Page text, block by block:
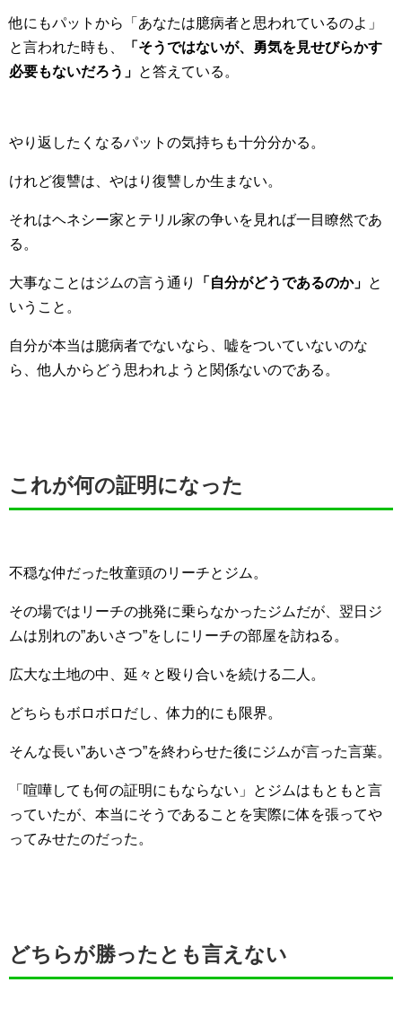
他にもパットから「あなたは臆病者と思われているのよ」
と言われた時も、
「そうではないが、勇気を見せびらかす
必要もないだろう」 と答えている。
やり返したくなるパットの気持ちも十分分かる。
けれど復讐は、やはり復讐しか生まない。
それはヘネシー家とテリル家の争いを見れば一目瞭然であ
る。
大事なことはジムの言う通り 「自分がどうであるのか」 と
いうこと。
自分が本当は臆病者でないなら、嘘をついていないのな
ら、他人からどう思われようと関係ないのである。
これが何の証明になった
不穏な仲だった牧童頭のリーチとジム。
その場ではリーチの挑発に乗らなかったジムだが、翌日ジ
ムは別れの”あいさつ”をしにリーチの部屋を訪ねる。
広大な土地の中、延々と殴り合いを続ける二人。
どちらもボロボロだし、体力的にも限界。
そんな長い”あいさつ”を終わらせた後にジムが言った言葉。
「喧嘩しても何の証明にもならない」とジムはもともと言
っていたが、本当にそうであることを実際に体を張ってや
ってみせたのだった。
どちらが勝ったとも言えない